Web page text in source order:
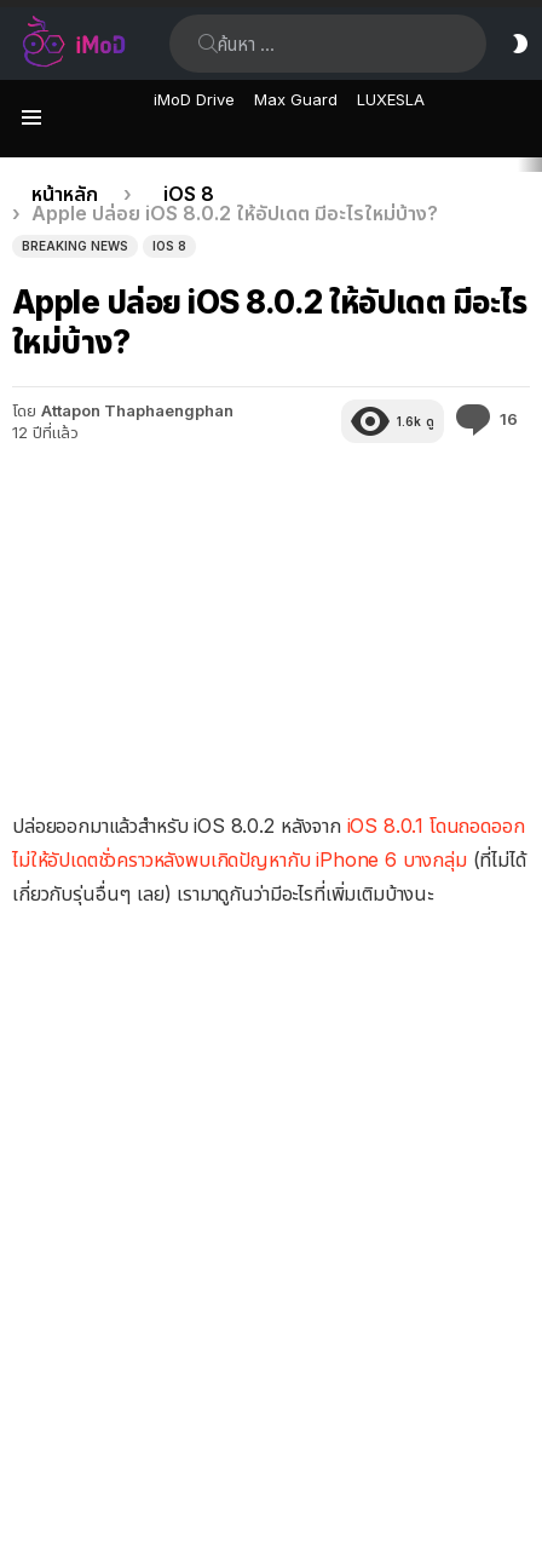
iMoD Drive Max Guard LUXESLA
เรื่อง
ล่าสุด
คุณอยู่ที่นี่:
หน้าหลัก
iOS 8
Apple ปล่อย iOS 8.0.2 ให้อัปเดต มีอะไรใหม่บ้าง?
BREAKING NEWS IOS 8
Apple ปล่อย iOS 8.0.2 ให้อัปเดต มีอะไร
ใหม่บ้าง?
โดย Attapon Thaphaengphan
12 ปีที่แล้ว
1.6k ดู 16
ปล่อยออกมาแล้วสำหรับ iOS 8.0.2 หลังจาก iOS 8.0.1 โดนถอดออก
ไม่ให้อัปเดตชั่วคราวหลังพบเกิดปัญหากับ iPhone 6 บางกลุ่ม(ที่ไม่ได้
เกี่ยวกับรุ่นอื่นๆ เลย) เรามาดูกันว่ามีอะไรที่เพิ่มเติมบ้างนะ